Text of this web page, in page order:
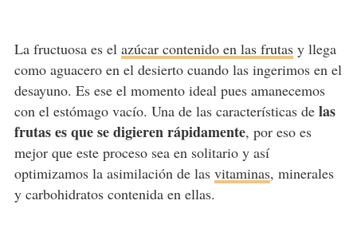
La fructuosa es el azúcar contenido en las frutasy llega
como aguacero en el desierto cuando las ingerimos en el
desayuno. Es ese el momento ideal pues amanecemos
con el estómago vacío. Una de las características de las
frutas es que se digieren rápidamente, por eso es
mejor que este proceso sea en solitario y así
optimizamos la asimilación de las vitaminas, minerales
y carbohidratos contenida en ellas.